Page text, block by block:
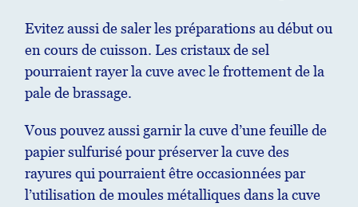
Evitez aussi de saler les préparations au début ou
en cours de cuisson. Les cristaux de sel
pourraient rayer la cuve avec le frottement de la
pale de brassage.
Vous pouvez aussi garnir la cuve d’une feuille de
papier sulfurisé pour préserver la cuve des
rayures qui pourraient être occasionnées par
l’utilisation de moules métalliques dans la cuve